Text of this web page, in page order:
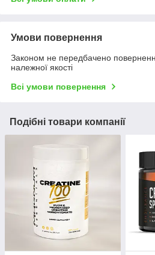
Умови повернення
Законом не передбачено
належної якості
Всі умови повернення
Подібні товари компанії